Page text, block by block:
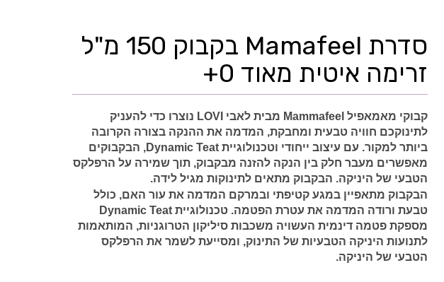
סדרת Mamafeel בקבוק 150 מ"ל
זרימה איטית מאוד 0+
קבוקי מאמאפיל Mammafeel מבית לאבי LOVI
נוצרו כדי להעניק
לתינוקכם חוויה טבעית ומחבקת, המדמה את ההנקה בצורה הקרובה
ביותר למקור. עם עיצוב ייחודי וטכנולוגיית Dynamic Teat, הבקבוקים
מאפשרים מעבר חלק בין הנקה להזנה מבקבוק, תוך שמירה על הרפלקס
הטבעי של היניקה. הבקבוק מתאים לתינוקות מגיל לידה.
הבקבוק מתאפיין במגע קטיפתי ובמרקם המדמה את עור האם, כולל
טבעת ורודה המדמה את עטרת הפטמה. טכנולוגיית Dynamic Teat
מספקת פטמה דינמית העשויה משכבות סיליקון הטרוגניות, המותאמות
לתנועות היניקה הטבעיות של התינוק, ומסייעת לשמר את הרפלקס
הטבעי של היניקה.